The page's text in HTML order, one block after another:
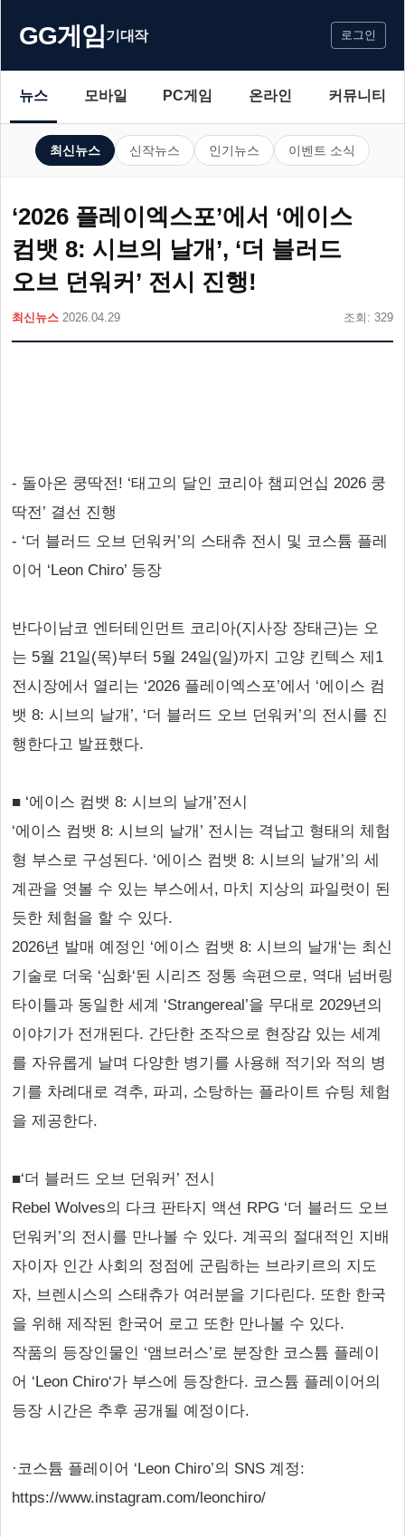
GG게임기대작 로그인
뉴스 모바일 PC게임 온라인 커뮤니티
최신뉴스 신작뉴스 인기뉴스 이벤트 소식
‘2026 플레이엑스포’에서 ‘에이스
컴뱃 8: 시브의 날개’, ‘더 블러드
오브 던워커’ 전시 진행!
최신뉴스 2026.04.29 조회: 329
- 돌아온 쿵딱전! ‘태고의 달인 코리아 챔피언십 2026 쿵
딱전’ 결선 진행
- ‘더 블러드 오브 던워커’의 스태츄 전시 및 코스튬 플레
이어 ‘Leon Chiro’ 등장
반다이남코 엔터테인먼트 코리아(지사장 장태근)는 오
는 5월 21일(목)부터 5월 24일(일)까지 고양 킨텍스 제1
전시장에서 열리는 ‘2026 플레이엑스포’에서 ‘에이스 컴
뱃 8: 시브의 날개’, ‘더 블러드 오브 던워커’의 전시를 진
행한다고 발표했다.
■ ‘에이스 컴뱃 8: 시브의 날개’전시
‘에이스 컴뱃 8: 시브의 날개’ 전시는 격납고 형태의 체험
형 부스로 구성된다. ‘에이스 컴뱃 8: 시브의 날개’의 세
계관을 엿볼 수 있는 부스에서, 마치 지상의 파일럿이 된
듯한 체험을 할 수 있다.
2026년 발매 예정인 ‘에이스 컴뱃 8: 시브의 날개‘는 최신
기술로 더욱 ‘심화‘된 시리즈 정통 속편으로, 역대 넘버링
타이틀과 동일한 세계 ‘Strangereal’을 무대로 2029년의
이야기가 전개된다. 간단한 조작으로 현장감 있는 세계
를 자유롭게 날며 다양한 병기를 사용해 적기와 적의 병
기를 차례대로 격추, 파괴, 소탕하는 플라이트 슈팅 체험
을 제공한다.
■‘더 블러드 오브 던워커’ 전시
Rebel Wolves의 다크 판타지 액션 RPG ‘더 블러드 오브
던워커’의 전시를 만나볼 수 있다. 계곡의 절대적인 지배
자이자 인간 사회의 정점에 군림하는 브라키르의 지도
자, 브렌시스의 스태츄가 여러분을 기다린다. 또한 한국
을 위해 제작된 한국어 로고 또한 만나볼 수 있다.
작품의 등장인물인 ‘앰브러스’로 분장한 코스튬 플레이
어 ‘Leon Chiro‘가 부스에 등장한다. 코스튬 플레이어의
등장 시간은 추후 공개될 예정이다.
·코스튬 플레이어 ‘Leon Chiro’의 SNS 계정:
https://www.instagram.com/leonchiro/